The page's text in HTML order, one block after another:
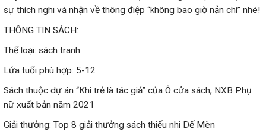
sự thích nghi và nhận về thông điệp “không bao giờ nản chí” nhé!
THÔNG TIN SÁCH:
Thể loại: sách tranh
Lứa tuổi phù hợp: 5-12
Sách thuộc dự án “Khi trẻ là tác giả” của Ô cửa sách, NXB Phụ
nữ xuất bản năm 2021
Giải thưởng: Top 8 giải thưởng sách thiếu nhi Dế Mèn